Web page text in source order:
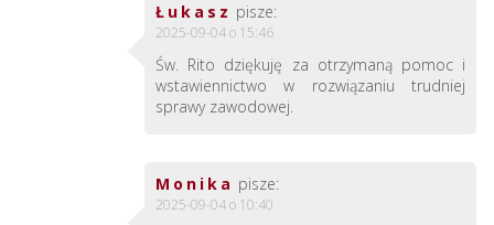
Łukasz pisze:
2025-09-04 o 15:46
Św. Rito dziękuję za otrzymaną pomoc i
wstawiennictwo w rozwiązaniu trudniej
sprawy zawodowej.
Monika pisze:
2025-09-04 o 10:40